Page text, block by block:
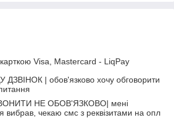
Visa, Mastercard - LiqPay
ДЗВІНОК | обов'язково хочу обговорити
НЕ ОБОВ'ЯЗКОВО| мені
вибрав, чекаю смс з реквізитами на опл